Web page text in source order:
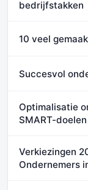
bedrijfstakken
10 veel
Succesvol
Optimalisatie
SMART-doelen
Verkiezingen
Ondernemers